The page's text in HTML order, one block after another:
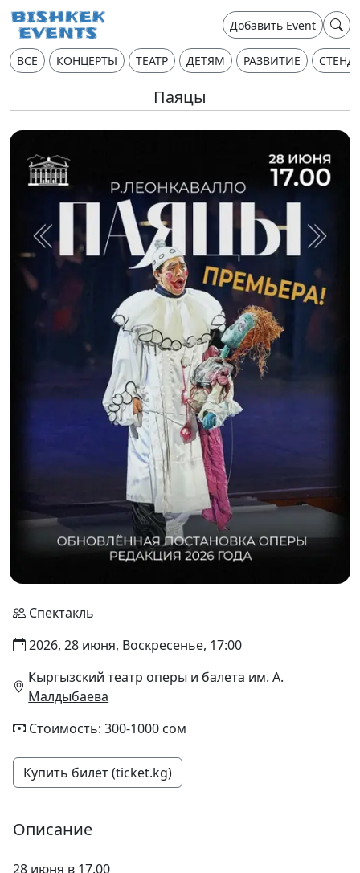
Добавить Event
ВСЕ КОНЦЕРТЫ ТЕАТР ДЕТЯМ РАЗВИТИЕ
Паяцы
Спектакль
2026, 28 июня, Воскресенье, 17:00
Кыргызский театр оперы и балета им. А.
Малдыбаева
Стоимость: 300-1000 сом
Купить билет (ticket.kg)
Описание
28 июня в 17.00